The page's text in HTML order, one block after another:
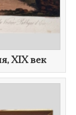
XIX век